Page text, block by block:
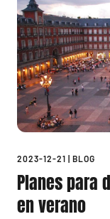
2023-12-21 | BLOG
Planes para
en verano